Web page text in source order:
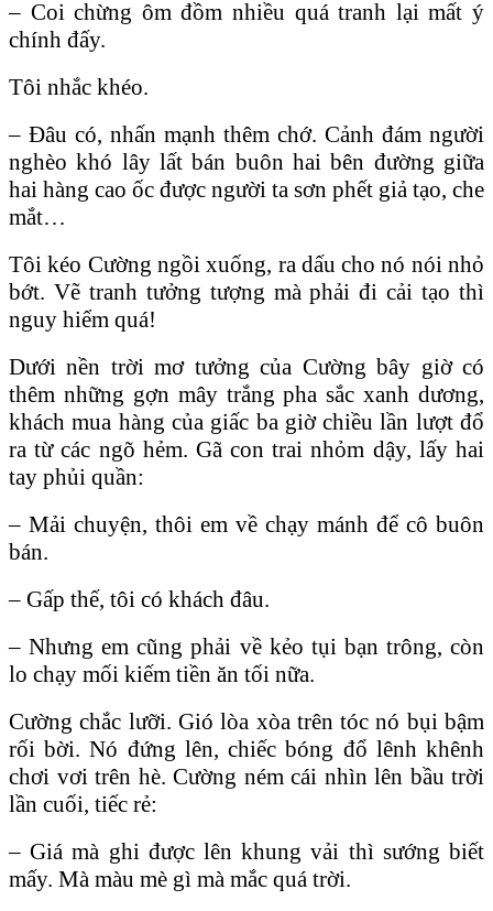
– Coi chừng ôm đồm nhiều quá tranh lại mất ý
chính đấy.
Tôi nhắc khéo.
– Đâu có, nhấn mạnh thêm chớ. Cảnh đám người
nghèo khó lây lất bán buôn hai bên đường giữa
hai hàng cao ốc được người ta sơn phết giả tạo, che
mắt…
Tôi kéo Cường ngồi xuống, ra dấu cho nó nói nhỏ
bớt. Vẽ tranh tưởng tượng mà phải đi cải tạo thì
nguy hiểm quá!
Dưới nền trời mơ tưởng của Cường bây giờ có
thêm những gợn mây trắng pha sắc xanh dương,
khách mua hàng của giấc ba giờ chiều lần lượt đổ
ra từ các ngõ hẻm. Gã con trai nhỏm dậy, lấy hai
tay phủi quần:
– Mải chuyện, thôi em về chạy mánh để cô buôn
bán.
– Gấp thế, tôi có khách đâu.
– Nhưng em cũng phải về kẻo tụi bạn trông, còn
lo chạy mối kiếm tiền ăn tối nữa.
Cường chắc lưỡi. Gió lòa xòa trên tóc nó bụi bậm
rối bời. Nó đứng lên, chiếc bóng đổ lênh khênh
chơi vơi trên hè. Cường ném cái nhìn lên bầu trời
lần cuối, tiếc rẻ:
– Giá mà ghi được lên khung vải thì sướng biết
mấy. Mà màu mè gì mà mắc quá trời.